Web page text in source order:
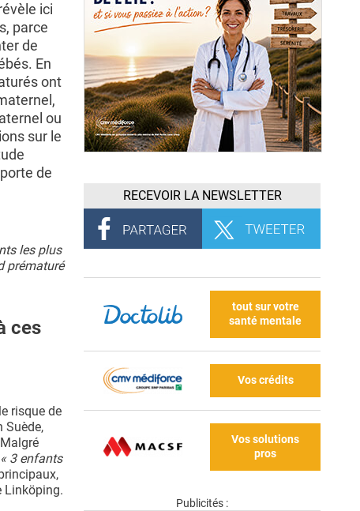
ici
parce
de
En
ont
ou
sur le
de
les plus
prématuré
ces
risque de
Suède,
« 3 enfants
Linköping.
RECEVOIR LA NEWSLETTER
tout sur votre
santé mentale
Vos crédits
Vos solutions
pros
Publicités :